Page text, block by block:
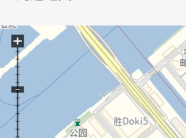
垃圾处理器
净水器
・浴室暖气换气干燥机有
・附洗手台厕所
▼翻新内容(2025年12月完成)
・浴室全部已换新(附带浴室烘干机)
+